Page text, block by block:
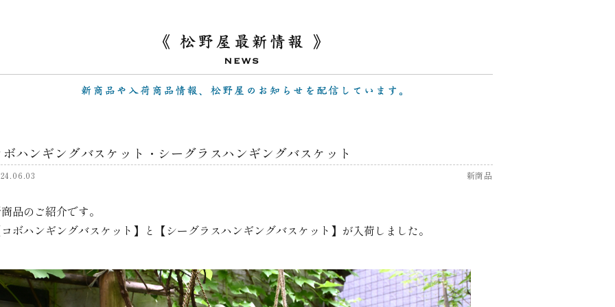
ハンギングバスケット・シーグラスハンギングバスケット
新商品
品のご紹介です。
ボハンギングバスケット】と【シーグラスハンギングバスケット】が入荷しました。